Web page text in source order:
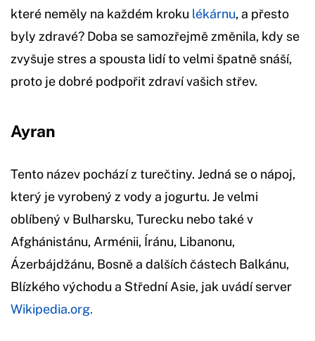
které neměly na každém kroku lékárnu, a přesto
byly zdravé? Doba se samozřejmě změnila, kdy se
zvyšuje stres a spousta lidí to velmi špatně snáší,
proto je dobré podpořit zdraví vašich střev.
Ayran
Tento název pochází z turečtiny. Jedná se o nápoj,
který je vyrobený z vody a jogurtu. Je velmi
oblíbený v Bulharsku, Turecku nebo také v
Afghánistánu, Arménii, Íránu, Libanonu,
Ázerbájdžánu, Bosně a dalších částech Balkánu,
Blízkého východu a Střední Asie, jak uvádí server
Wikipedia.org.